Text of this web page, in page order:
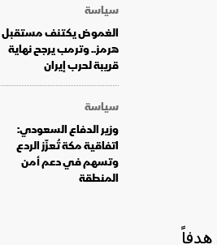
سياسة
الغموض يكتنف مستقبل
هرمز.. وترمب يرجح نهاية
قريبة لحرب إيران
سياسة
وزير الدفاع السعودي:
اتفاقية مكة تُعزّز الردع
وتسهم في دعم أمن
المنطقة